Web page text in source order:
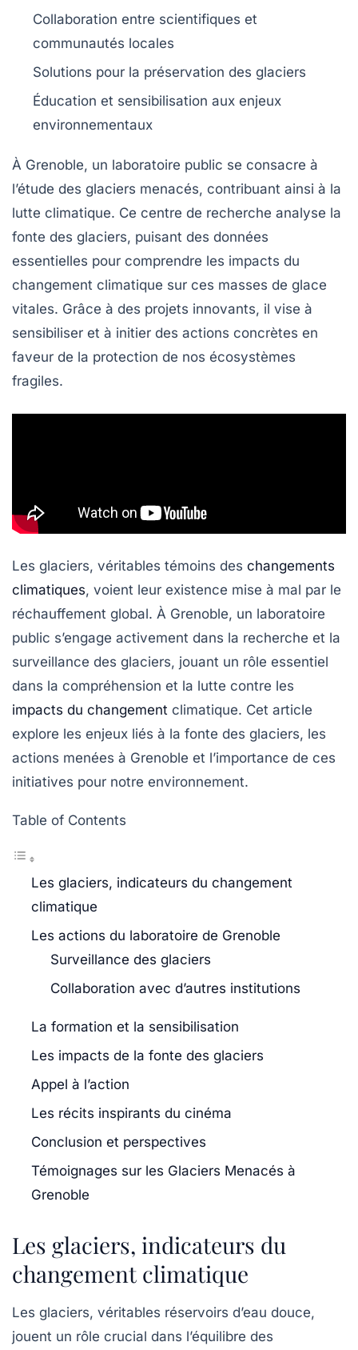
Collaboration entre scientifiques et
communautés locales
Solutions pour la préservation des glaciers
Éducation et sensibilisation aux enjeux
environnementaux
À Grenoble, un laboratoire public se consacre à
l’étude des glaciers menacés, contribuant ainsi à la
lutte climatique. Ce centre de recherche analyse la
fonte des glaciers, puisant des données
essentielles pour comprendre les impacts du
changement climatique sur ces masses de glace
vitales. Grâce à des projets innovants, il vise à
sensibiliser et à initier des actions concrètes en
faveur de la protection de nos écosystèmes
fragiles.
Les glaciers, véritables témoins des changements
climatiques, voient leur existence mise à mal par le
réchauffement global. À Grenoble, un laboratoire
public s’engage activement dans la recherche et la
surveillance des glaciers, jouant un rôle essentiel
dans la compréhension et la lutte contre les
impacts du changement climatique. Cet article
explore les enjeux liés à la fonte des glaciers, les
actions menées à Grenoble et l’importance de ces
initiatives pour notre environnement.
Table of Contents
Les glaciers, indicateurs du changement
climatique
Les actions du laboratoire de Grenoble
Surveillance des glaciers
Collaboration avec d’autres institutions
La formation et la sensibilisation
Les impacts de la fonte des glaciers
Appel à l’action
Les récits inspirants du cinéma
Conclusion et perspectives
Témoignages sur les Glaciers Menacés à
Grenoble
Les glaciers, indicateurs du
changement climatique
Les glaciers, véritables réservoirs d’eau douce,
jouent un rôle crucial dans l’équilibre des